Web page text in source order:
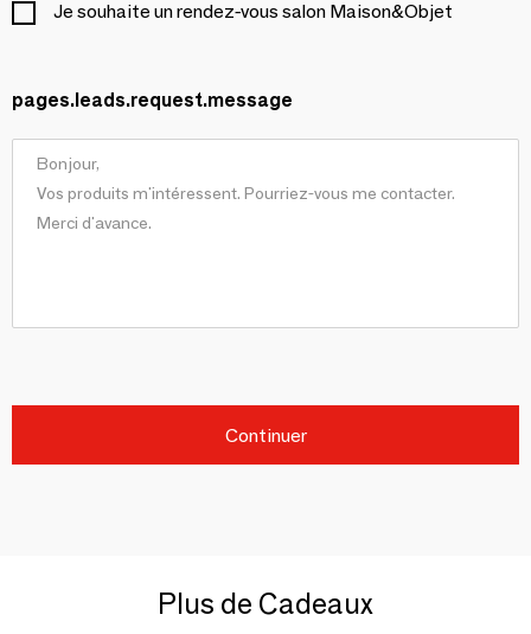
Je souhaite un rendez-vous salon Maison&Objet
pages.leads.request.message
Continuer
Plus de Cadeaux